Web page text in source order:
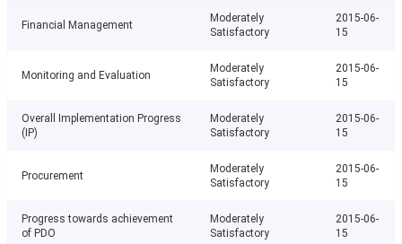
Financial Management
Moderately
Satisfactory
2015-06-
15
Monitoring and Evaluation
Moderately
Satisfactory
2015-06-
15
Overall Implementation Progress
(IP)
Moderately
Satisfactory
2015-06-
15
Procurement
Moderately
Satisfactory
2015-06-
15
Progress towards achievement
of PDO
Moderately
Satisfactory
2015-06-
15